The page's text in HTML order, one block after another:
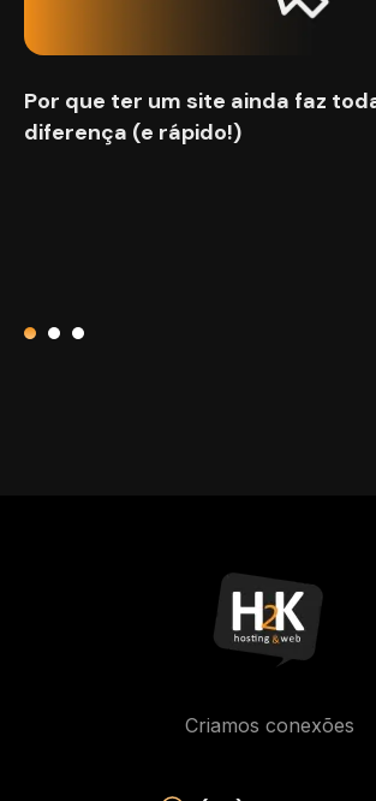
Por que ter um site ainda faz
diferença (e rápido!)
Criamos conexões